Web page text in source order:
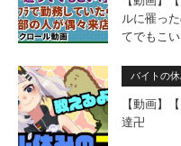
ルに罹っ
てでもこい
バイトの
【動画】
達卍